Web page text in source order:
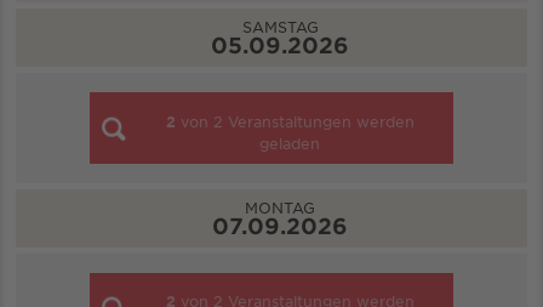
SAMSTAG
05.09.2026
2 von 2 Veranstaltungen werden
geladen
MONTAG
07.09.2026
2 von 2 Veranstaltungen werden